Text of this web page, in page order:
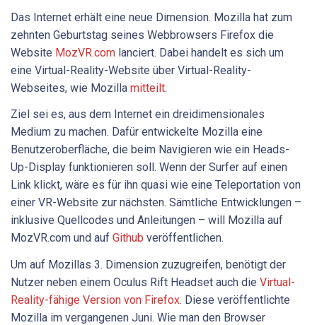
Das Internet erhält eine neue Dimension. Mozilla hat zum
zehnten Geburtstag seines Webbrowsers Firefox die
Website MozVR.com lanciert. Dabei handelt es sich um
eine Virtual-Reality-Website über Virtual-Reality-
Webseites, wie Mozilla mitteilt.
Ziel sei es, aus dem Internet ein dreidimensionales
Medium zu machen. Dafür entwickelte Mozilla eine
Benutzeroberfläche, die beim Navigieren wie ein Heads-
Up-Display funktionieren soll. Wenn der Surfer auf einen
Link klickt, wäre es für ihn quasi wie eine Teleportation von
einer VR-Website zur nächsten. Sämtliche Entwicklungen –
inklusive Quellcodes und Anleitungen – will Mozilla auf
MozVR.com und auf Github veröffentlichen.
Um auf Mozillas 3. Dimension zuzugreifen, benötigt der
Nutzer neben einem Oculus Rift Headset auch die Virtual-
Reality-fähige Version von Firefox. Diese veröffentlichte
Mozilla im vergangenen Juni. Wie man den Browser